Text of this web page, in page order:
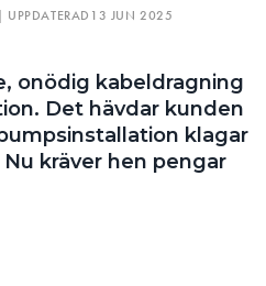
| UPPDATERAD 13 JUN 2025
onödig kabeldragning
Det hävdar kunden
klagar
kräver hen pengar